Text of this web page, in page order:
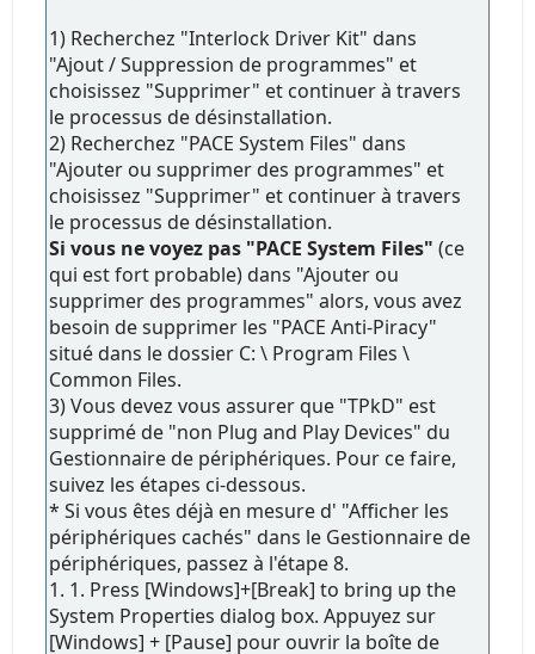
1) Recherchez "Interlock Driver Kit" dans
"Ajout / Suppression de programmes" et
choisissez "Supprimer" et continuer à travers
le processus de désinstallation.
2) Recherchez "PACE System Files" dans
"Ajouter ou supprimer des programmes" et
choisissez "Supprimer" et continuer à travers
le processus de désinstallation.
Si vous ne voyez pas "PACE System Files" (ce
qui est fort probable) dans "Ajouter ou
supprimer des programmes" alors, vous avez
besoin de supprimer les "PACE Anti-Piracy"
situé dans le dossier C: \ Program Files \
Common Files.
3) Vous devez vous assurer que "TPkD" est
supprimé de "non Plug and Play Devices" du
Gestionnaire de périphériques. Pour ce faire,
suivez les étapes ci-dessous.
* Si vous êtes déjà en mesure d' "Afficher les
périphériques cachés" dans le Gestionnaire de
périphériques, passez à l'étape 8.
1. 1. Press [Windows]+[Break] to bring up the
System Properties dialog box. Appuyez sur
[Windows] + [Pause] pour ouvrir la boîte de